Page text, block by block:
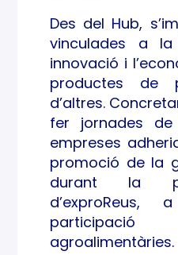
Des del Hub,
vinculades a
innovació i
productes de
d’altres.
fer jornades
empreses
promoció de la
durant la
agroalimentàries.